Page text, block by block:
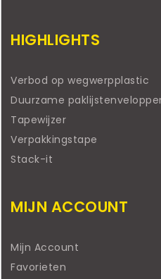
HIGHLIGHTS
Verbod op wegwerpplastic
Duurzame
Tapewijzer
Verpakkingstape
Stack-it
MIJN ACCOUNT
Mijn Account
Favorieten